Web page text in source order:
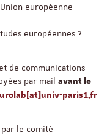
européenne
européennes ?
de communications
par mail avant le
paris1.fr
le comité